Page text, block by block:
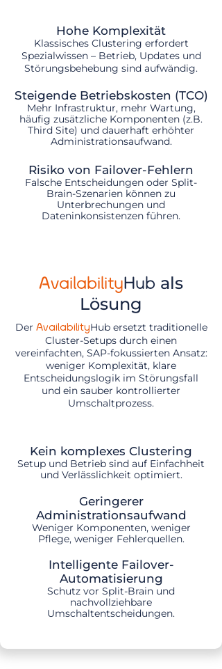
Hohe Komplexität
Klassisches Clustering erfordert
Spezialwissen – Betrieb, Updates und
Störungsbehebung sind aufwändig.
Steigende Betriebskosten (TCO)
Mehr Infrastruktur, mehr Wartung,
häufig zusätzliche Komponenten (z.B.
Third Site) und dauerhaft erhöhter
Administrationsaufwand.
Risiko von Failover-Fehlern
Falsche Entscheidungen oder Split-
Brain-Szenarien können zu
Unterbrechungen und
Dateninkonsistenzen führen.
AvailabilityHub als
Lösung
Der AvailabilityHub ersetzt traditionelle
Cluster-Setups durch einen
vereinfachten, SAP-fokussierten Ansatz:
weniger Komplexität, klare
Entscheidungslogik im Störungsfall
und ein sauber kontrollierter
Umschaltprozess.
Kein komplexes Clustering
Setup und Betrieb sind auf Einfachheit
und Verlässlichkeit optimiert.
Geringerer
Administrationsaufwand
Weniger Komponenten, weniger
Pflege, weniger Fehlerquellen.
Intelligente Failover-
Automatisierung
Schutz vor Split-Brain und
nachvollziehbare
Umschaltentscheidungen.